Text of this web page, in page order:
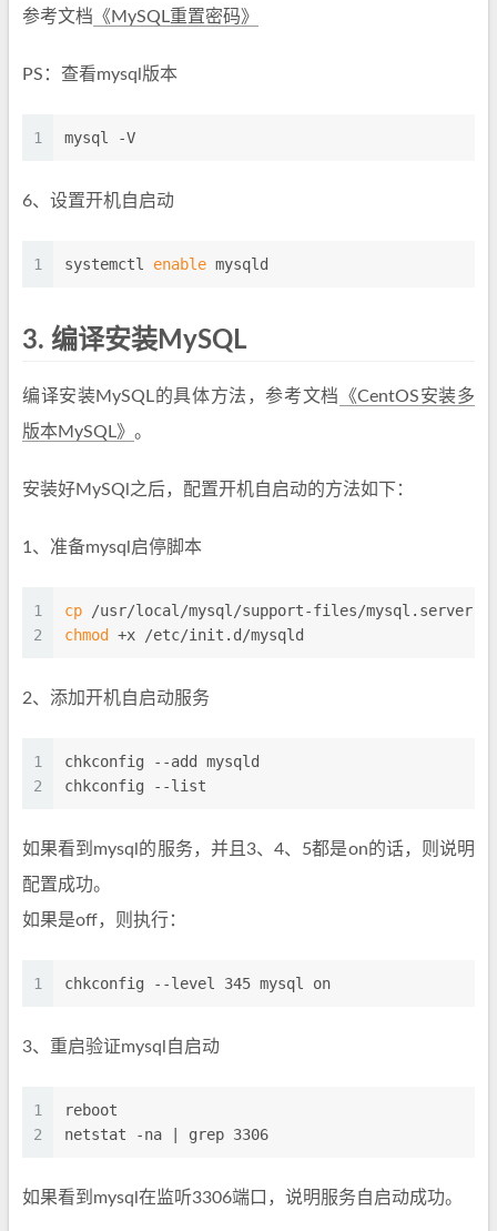
参考文档 《MySQL重置密码》
PS：查看mysql版本
1 mysql -V
6、设置开机自启动
1 systemctl enable mysqld
3. 编译安装MySQL
编译安装MySQL的具体方法，参考文档
《CentOS安装多
版本MySQL》 。
安装好MySQl之后，配置开机自启动的方法如下：
1、准备mysql启停脚本
1
2
cp /usr/local/mysql/support-files/mysql.server
chmod
+x /etc/init.d/mysqld
2、添加开机自启动服务
1
2
chkconfig --add mysqld
chkconfig --list
如果看到mysql的服务，并且3、4、5都是on的话，则说明
配置成功。
如果是off，则执行：
1 chkconfig --level 345 mysql on
3、重启验证mysql自启动
1
2
reboot
netstat -na | grep 3306
如果看到mysql在监听3306端口，说明服务自启动成功。